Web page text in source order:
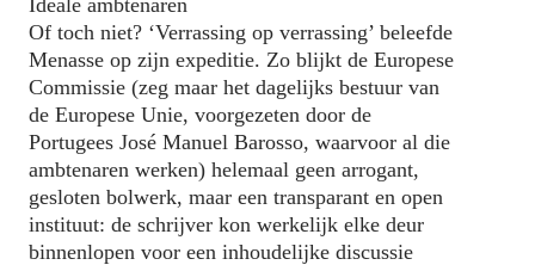
Ideale ambtenaren
Of toch niet? ‘Verrassing op verrassing’ beleefde
Menasse op zijn expeditie. Zo blijkt de Europese
Commissie (zeg maar het dagelijks bestuur van
de Europese Unie, voorgezeten door de
Portugees José Manuel Barosso, waarvoor al die
ambtenaren werken) helemaal geen arrogant,
gesloten bolwerk, maar een transparant en open
instituut: de schrijver kon werkelijk elke deur
binnenlopen voor een inhoudelijke discussie